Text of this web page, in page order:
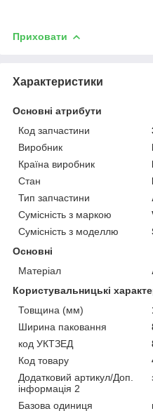
Приховати
Характеристики
Основні атрибути
Код запчастини
Виробник
Країна виробник
Стан
Тип запчастини
Сумісність з маркою
Сумісність з моделлю
Основні
Матеріал
Користувальницькі
Товщина (мм)
Ширина паковання
код УКТЗЕД
Код товару
Додатковий артикул/Доп.
інформація 2
Базова одиниця